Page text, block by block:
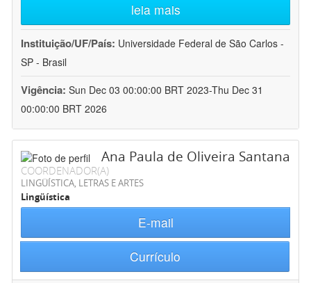
leia mais
Instituição/UF/País: Universidade Federal de São Carlos -
SP - Brasil
Vigência: Sun Dec 03 00:00:00 BRT 2023-Thu Dec 31
00:00:00 BRT 2026
Ana Paula de Oliveira Santana
COORDENADOR(A)
LINGÜÍSTICA, LETRAS E ARTES
Lingüística
E-mail
Currículo